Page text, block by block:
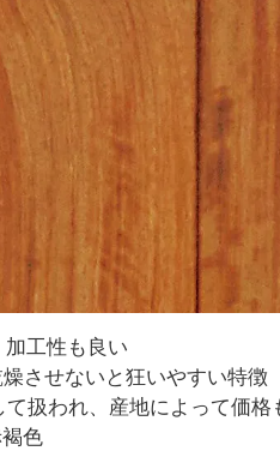
性も良い
せないと狂いやすい特徴
扱われ、産地によって価格
色